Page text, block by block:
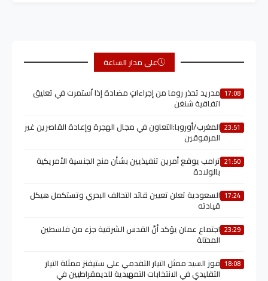
على مدار الساعة
17:08 مدريد تحذر روما من إجراءاتٍ مضادة إذا اُستمرت في تعليق
اتفاقية شنغن
23:51 المغرب/أوروبا:التعاون في مجال الهجرة وإعادة القاصرين غير
المرفوقين
21:50 ترامب يوقع أمرين تنفيذيين بشأن منح الجنسية الأمريكية
بالولادة
17:24 السعودية تعلن تعيين قائد التحالف البحري وتستكمل هيكل
قيادته
23:29 اجتماع عمان يؤكد أنّ القدس الشرقية جزء من فلسطين
المحتلة
18:08 فوز السيد ممثل التيار التقدمي على ستيفنز ممثلة التيار
التقليدي في الانتخابات التمهيدية للديمقراطيين في